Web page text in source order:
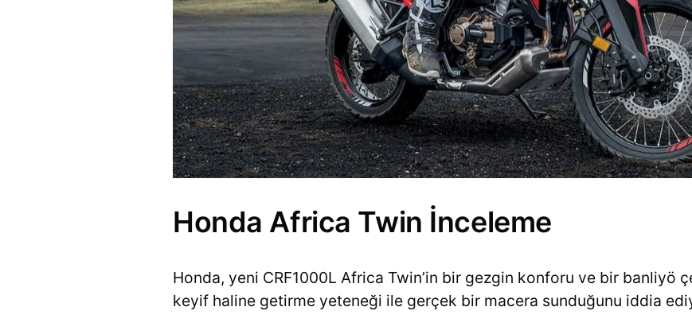
Honda Africa Twin İnceleme
Honda, yeni CRF1000L Africa Twin’in bir gezgin konforu ve bir banliyö
keyif haline getirme yeteneği ile gerçek bir macera sunduğunu iddia